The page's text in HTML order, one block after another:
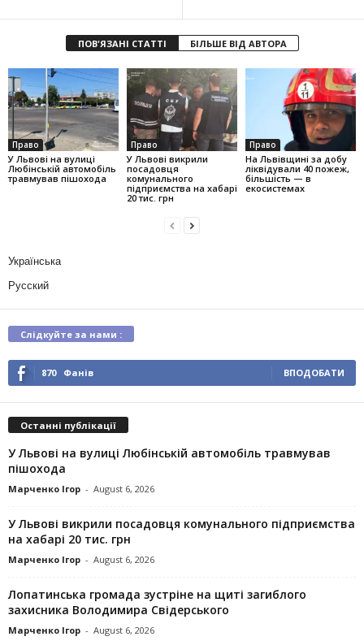
ПОВ'ЯЗАНІ СТАТТІ БІЛЬШЕ ВІД АВТОРА
Право
У Львові на вулиці
Любінській автомобіль
травмував пішохода
Право
У Львові викрили
посадовця
комунального
підприємства на хабарі
20 тис. грн
Право
На Львівщині за добу
ліквідували 40 пожеж,
більшість — в
екосистемах
Українська
Русский
Слідкуйте за нами :
870 Фанів ВПОДОБАТИ
Останні публікації
У Львові на вулиці Любінській автомобіль травмував
пішохода
Марченко Ігор - August 6, 2026
У Львові викрили посадовця комунального підприємства
на хабарі 20 тис. грн
Марченко Ігор - August 6, 2026
Лопатинська громада зустріне на щиті загиблого
захисника Володимира Свідерського
Марченко Ігор - August 6, 2026